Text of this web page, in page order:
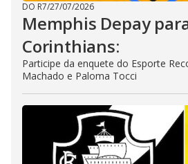
DO R7/27/07/2026
Memphis Depay
Corinthians:
Participe da enquete do Esporte
Machado e Paloma Tocci